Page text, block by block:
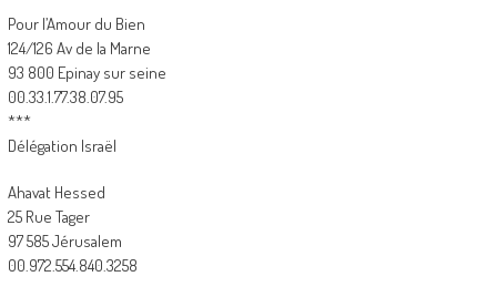
Pour l’Amour du Bien
124/126 Av de la Marne
93 800 Epinay sur seine
00.33.1.77.38.07.95
***
Délégation Israël
Ahavat Hessed
25 Rue Tager
97 585 Jérusalem
00.972.554.840.3258